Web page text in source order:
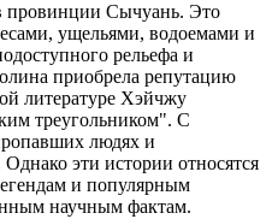
провинции Сычуань. Это
ущельями, водоемами и
рельефа и
приобрела репутацию
литературе Хэйчжу
треугольником". С
людях и
эти истории относятся
и популярным
научным фактам.